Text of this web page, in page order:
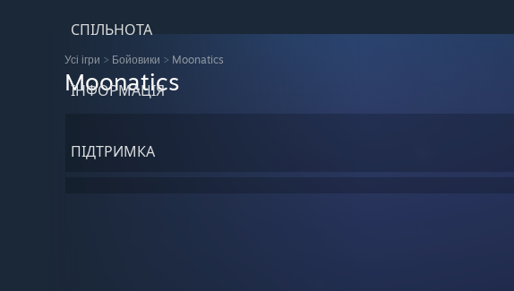
СПІЛЬНОТА
ІНФОРМАЦІЯ
ПІДТРИМКА
Усі ігри > Бойовики > Moonatics
Moonatics